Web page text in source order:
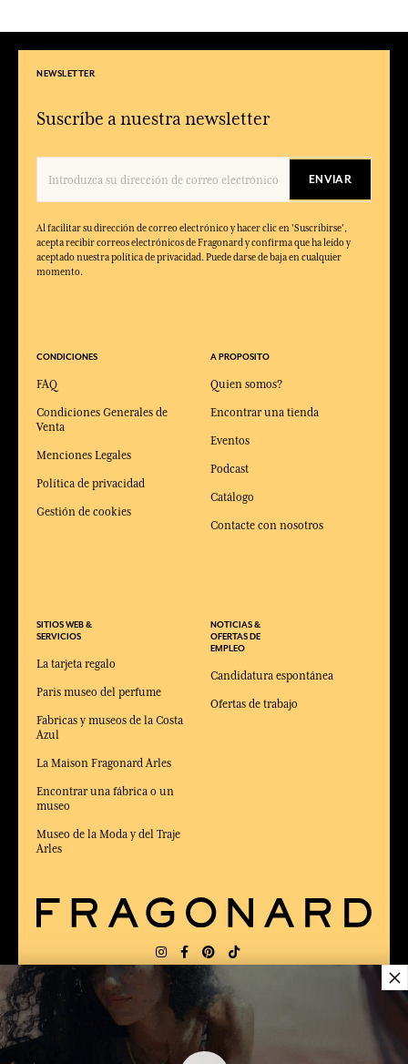
NEWSLETTER
Suscríbe a nuestra newsletter
ENVIAR
Al facilitar su dirección de correo electrónico y hacer clic en 'Suscribirse',
acepta recibir correos electrónicos de Fragonard y confirma que ha leído y
aceptado nuestra política de privacidad. Puede darse de baja en cualquier
momento.
CONDICIONES
FAQ
Condiciones Generales de
Venta
Menciones Legales
Política de privacidad
Gestión de cookies
SITIOS WEB &
SERVICIOS
La tarjeta regalo
Paris museo del perfume
Fabricas y museos de la Costa
Azul
La Maison Fragonard Arles
Encontrar una fábrica o un
museo
Museo de la Moda y del Traje
Arles
A PROPOSITO
Quien somos?
Encontrar una tienda
Eventos
Podcast
Catálogo
Contacte con nosotros
NOTICIAS &
OFERTAS DE
EMPLEO
Candidatura espontánea
Ofertas de trabajo
ENTREGA: IDIOMA:
×